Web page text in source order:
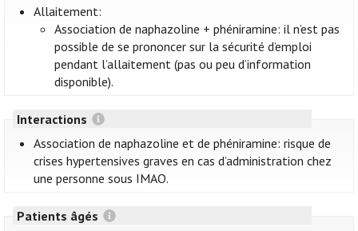
Allaitement:
Association de naphazoline + phéniramine: il n’est pas
possible de se prononcer sur la sécurité d’emploi
pendant l’allaitement (pas ou peu d’information
disponible).
Interactions
Association de naphazoline et de phéniramine: risque de
crises hypertensives graves en cas d’administration chez
une personne sous IMAO.
Patients âgés